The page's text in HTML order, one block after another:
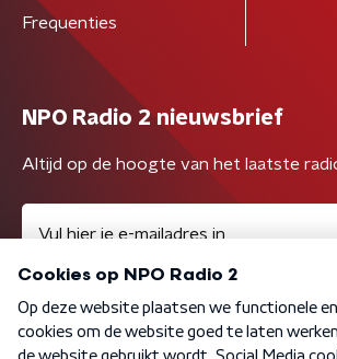
Frequenties
NPO Radio 2 nieuwsbrief
Altijd op de hoogte van het laatste